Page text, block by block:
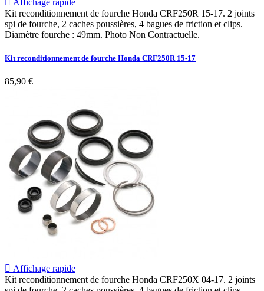
Affichage rapide
Kit reconditionnement de fourche Honda CRF250R 15-17. 2 joints
spi de fourche, 2 caches poussières, 4 bagues de friction et clips.
Diamètre fourche : 49mm. Photo Non Contractuelle.
Kit reconditionnement de fourche Honda CRF250R 15-17
85,90 €
 Affichage rapide
Kit reconditionnement de fourche Honda CRF250X 04-17. 2 joints